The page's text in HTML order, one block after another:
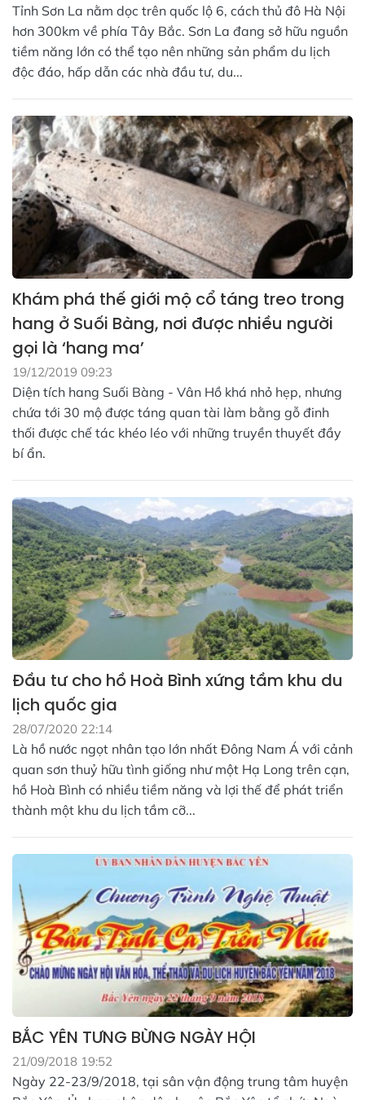
Tỉnh Sơn La nằm dọc trên quốc lộ 6, cách thủ đô Hà Nội
hơn 300km về phía Tây Bắc. Sơn La đang sở hữu nguồn
tiềm năng lớn có thể tạo nên những sản phẩm du lịch
độc đáo, hấp dẫn các nhà đầu tư, du...
Khám phá thế giới mộ cổ táng treo trong
hang ở Suối Bàng, nơi được nhiều người
gọi là ‘hang ma’
19/12/2019 09:23
Diện tích hang Suối Bàng - Vân Hồ khá nhỏ hẹp, nhưng
chứa tới 30 mộ được táng quan tài làm bằng gỗ đinh
thối được chế tác khéo léo với những truyền thuyết đầy
bí ẩn.
Đầu tư cho hồ Hoà Bình xứng tầm khu du
lịch quốc gia
28/07/2020 22:14
Là hồ nước ngọt nhân tạo lớn nhất Đông Nam Á với cảnh
quan sơn thuỷ hữu tình giống như một Hạ Long trên cạn,
hồ Hoà Bình có nhiều tiềm năng và lợi thế để phát triển
thành một khu du lịch tầm cỡ...
BẮC YÊN TƯNG BỪNG NGÀY HỘI
21/09/2018 19:52
Ngày 22-23/9/2018, tại sân vận động trung tâm huyện